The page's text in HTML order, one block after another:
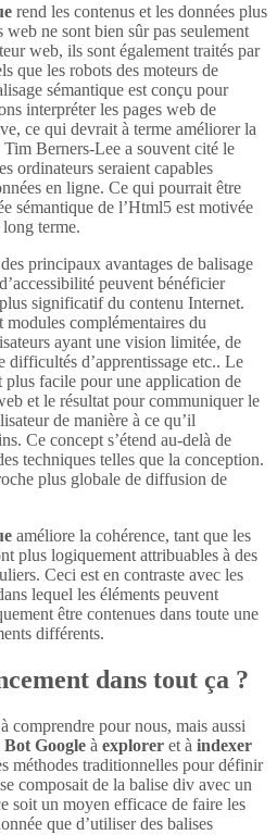
rend les contenus et les données plus
web ne sont bien sûr pas seulement
web, ils sont également traités par
que les robots des moteurs de
sémantique est conçu pour
interpréter les pages web de
ce qui devrait à terme améliorer la
Berners-Lee a souvent cité le
ordinateurs seraient capables
en ligne. Ce qui pourrait être
sémantique de l’Html5 est motivée
terme.
principaux avantages de balisage
peuvent bénéficier
significatif du contenu Internet.
complémentaires du
ayant une vision limitée, de
difficultés d’apprentissage etc.. Le
plus facile pour une application de
et le résultat pour communiquer le
de manière à ce qu’il
Ce concept s’étend au-delà de
techniques telles que la conception.
plus globale de diffusion de
améliore la cohérence, tant que les
plus logiquement attribuables à des
Ceci est en contraste avec les
lequel les éléments peuvent
être contenues dans toute une
différents.
dans tout ça ?
comprendre pour nous, mais aussi
Bot Google à explorer et à indexer
méthodes traditionnelles pour définir
composait de la balise div avec un
soit un moyen efficace de faire les
que d’utiliser des balises